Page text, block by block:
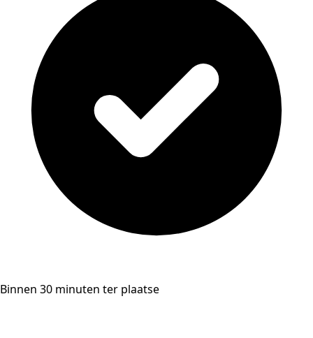
Binnen 30 minuten ter plaatse